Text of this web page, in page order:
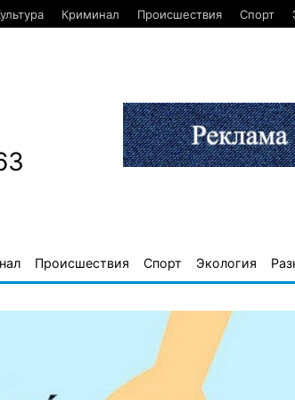
Криминал Происшествия Спорт
Происшествия Спорт Экология